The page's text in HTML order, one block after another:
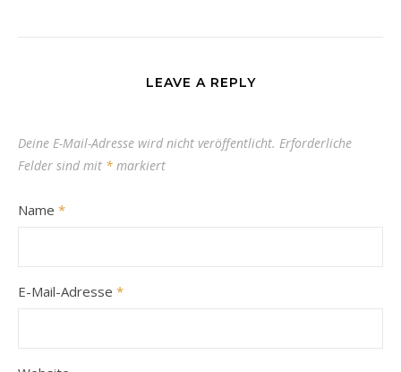
LEAVE A REPLY
Deine E-Mail-Adresse wird nicht veröffentlicht. Erforderliche
Felder sind mit * markiert
Name *
E-Mail-Adresse *